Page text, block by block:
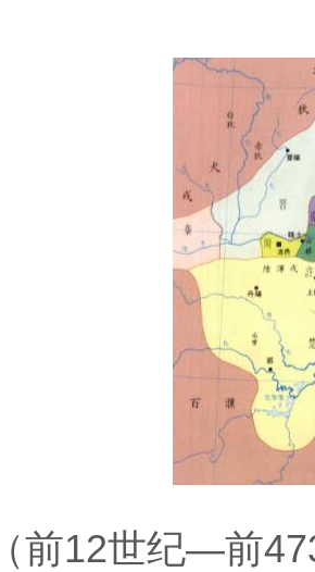
前12世纪―前